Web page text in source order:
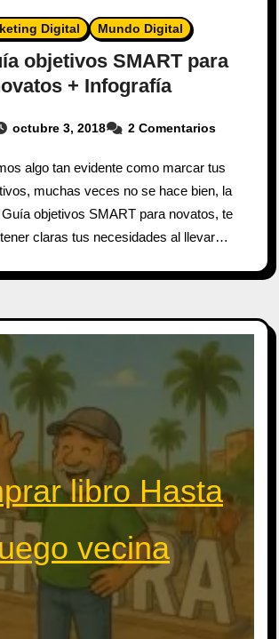
Digital Mundo Digital
objetivos SMART para
+ Infografía
octubre 3, 2018 2 Comentarios
algo tan evidente como marcar tus
muchas veces no se hace bien, la
objetivos SMART para novatos, te
claras tus necesidades al llevar…
libro Hasta
vecina